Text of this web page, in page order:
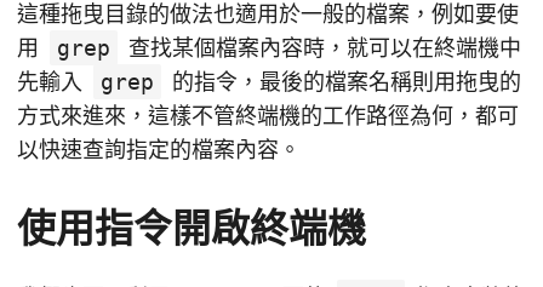
這種拖曳目錄的做法也適用於一般的檔案，例如要使
用
grep
查找某個檔案內容時，就可以在終端機中
先輸入
grep
的指令，最後的檔案名稱則用拖曳的
方式來進來，這樣不管終端機的工作路徑為何，都可
以快速查詢指定的檔案內容。
使用指令開啟終端機